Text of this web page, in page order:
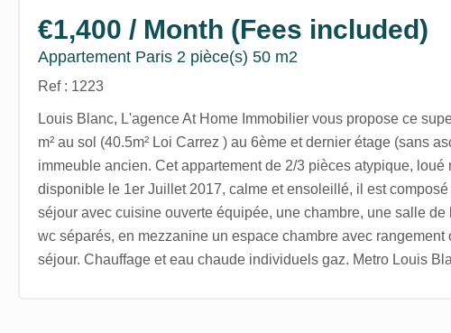
€1,400 / Month (Fees included)
Appartement Paris 2 pièce(s) 50 m2
Ref : 1223
Louis Blanc, L'agence At Home Immobilier vous propose ce
m² au sol (40.5m² Loi Carrez ) au 6ème et dernier étage (sans
immeuble ancien. Cet appartement de 2/3 pièces atypique, loué
disponible le 1er Juillet 2017, calme et ensoleillé, il est composé
séjour avec cuisine ouverte équipée, une chambre, une salle de
wc séparés, en mezzanine un espace chambre avec rangement
séjour. Chauffage et eau chaude individuels gaz. Metro Louis